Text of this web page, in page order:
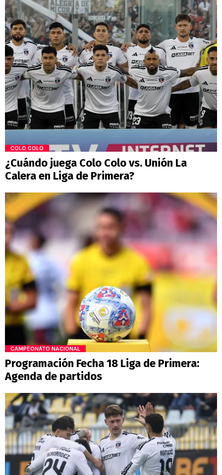
COLO COLO
¿Cuándo juega Colo Colo vs. Unión La
Calera en Liga de Primera?
CAMPEONATO NACIONAL
Programación Fecha 18 Liga de Primera:
Agenda de partidos